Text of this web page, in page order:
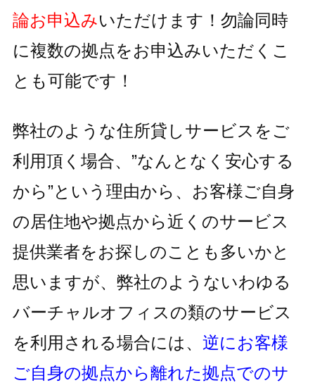
論お申込みいただけます！ 勿論同時
に複数の拠点をお申込みいただくこ
とも可能です！
弊社のような住所貸しサービスをご
利用頂く場合、 ”なんとなく安心する
から”という理由から、お客様ご自身
の居住地や拠点から近くのサービス
提供業者をお探しのことも多いかと
思いますが、 弊社のようないわゆる
バーチャルオフィスの類のサービス
を利用される場合には、 逆にお客様
ご自身の拠点から離れた拠点でのサ